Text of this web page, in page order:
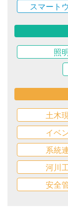
スマート
照明
土木
イベ
系統
河川
安全